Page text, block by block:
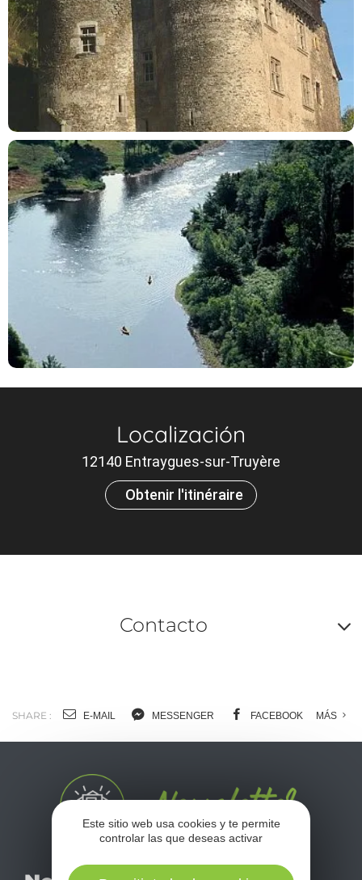
Localización
12140 Entraygues-sur-Truyère
Obtenir l'itinéraire
Contacto
SHARE : E-MAIL MESSENGER FACEBOOK MÁS
No se pierda nuestro
Este sitio web usa cookies y te permite
controlar las que deseas activar